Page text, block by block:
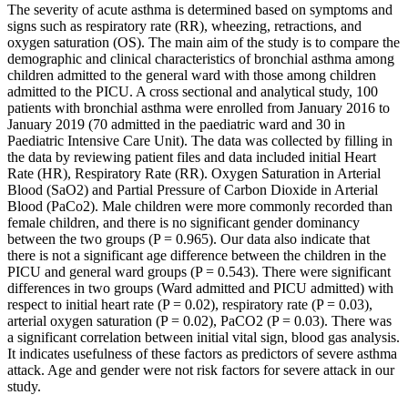
The severity of acute asthma is determined based on symptoms and
signs such as respiratory rate (RR), wheezing, retractions, and
oxygen saturation (OS). The main aim of the study is to compare the
demographic and clinical characteristics of bronchial asthma among
children admitted to the general ward with those among children
admitted to the PICU. A cross sectional and analytical study, 100
patients with bronchial asthma were enrolled from January 2016 to
January 2019 (70 admitted in the paediatric ward and 30 in
Paediatric Intensive Care Unit). The data was collected by filling in
the data by reviewing patient files and data included initial Heart
Rate (HR), Respiratory Rate (RR). Oxygen Saturation in Arterial
Blood (SaO2) and Partial Pressure of Carbon Dioxide in Arterial
Blood (PaCo2). Male children were more commonly recorded than
female children, and there is no significant gender dominancy
between the two groups (P = 0.965). Our data also indicate that
there is not a significant age difference between the children in the
PICU and general ward groups (P = 0.543). There were significant
differences in two groups (Ward admitted and PICU admitted) with
respect to initial heart rate (P = 0.02), respiratory rate (P = 0.03),
arterial oxygen saturation (P = 0.02), PaCO2 (P = 0.03). There was
a significant correlation between initial vital sign, blood gas analysis.
It indicates usefulness of these factors as predictors of severe asthma
attack. Age and gender were not risk factors for severe attack in our
study.